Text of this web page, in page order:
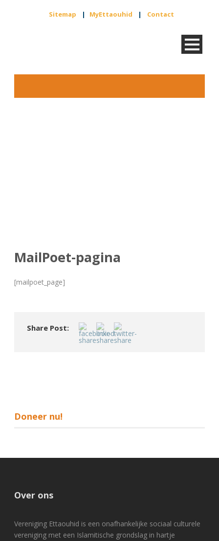
Sitemap | MyEttaouhid | Contact
MailPoet-pagina
[mailpoet_page]
Share Post:
Doneer nu!
Over ons
Vereniging Ettaouhid is een onafhankelijke sociaal culturele
vereniging met een Islamitische grondslag in hartje